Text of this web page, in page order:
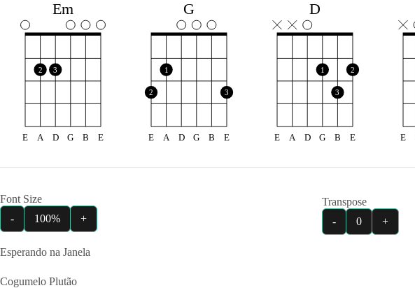
Em
2 3
E A D G B E
G
2
1
3
E A D G B E
D
1
3
2
E A D G B E E
Font Size
-
100% +
Transpose
-
0 +
Esperando na Janela
Cogumelo Plutão